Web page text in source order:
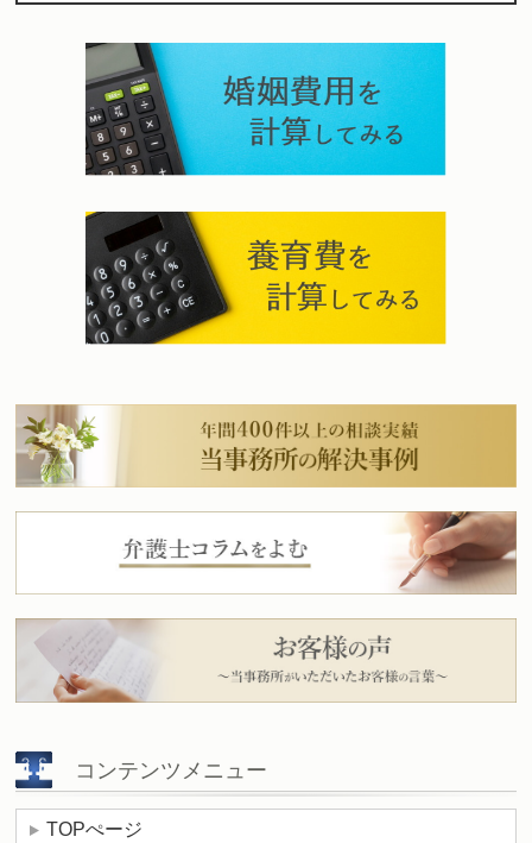
コンテンツメニュー
TOPぺージ